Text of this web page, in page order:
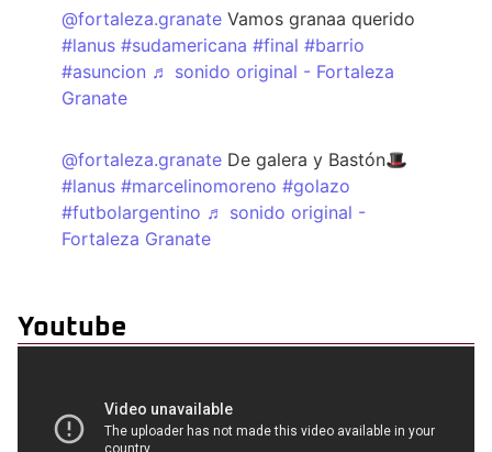
@fortaleza.granate Vamos granaa querido
#lanus #sudamericana #final #barrio
#asuncion ♬ sonido original - Fortaleza
Granate
@fortaleza.granate De galera y Bastón🎩
#lanus #marcelinomoreno #golazo
#futbolargentino ♬ sonido original -
Fortaleza Granate
Youtube